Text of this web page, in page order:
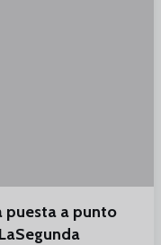
puesta a punto